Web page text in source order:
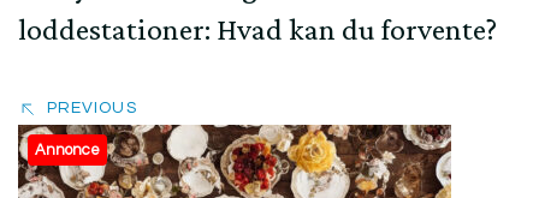
loddestationer: Hvad kan du forvente?
PREVIOUS
Annonce